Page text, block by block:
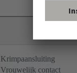
Krimpaansluiting
Vrouwelijk contact